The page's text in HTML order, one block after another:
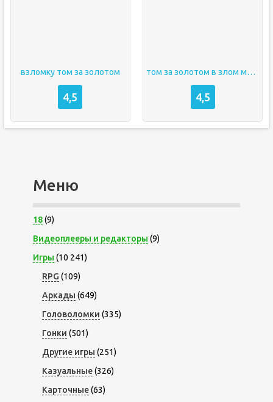
взломку том за золотом
4,5
том за золотом в злом много денег и бомбочек и алмазов на андроид бесплатно
4,5
Меню
18(9)
Видеоплееры и редакторы (9)
Игры (10 241)
RPG (109)
Аркады (649)
Головоломки (335)
Гонки (501)
Другие игры (251)
Казуальные(326)
Карточные(63)